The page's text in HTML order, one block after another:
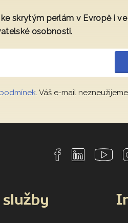
skrytým perlám v Evropě i ve
osobnosti.
podmínek . Váš e-mail nezneužijeme.
služby